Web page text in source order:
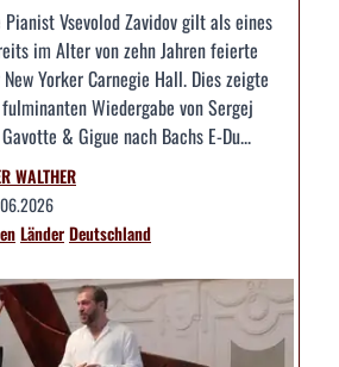
Vsevolod Zavidov gilt als eines
im Alter von zehn Jahren feierte
Yorker Carnegie Hall. Dies zeigte
Wiedergabe von Sergej
& Gigue nach Bachs E-Du...
WALTHER
LänderDeutschland